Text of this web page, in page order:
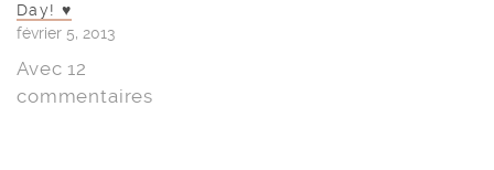
Day! ♥
février 5, 2013
Avec 12
commentaires